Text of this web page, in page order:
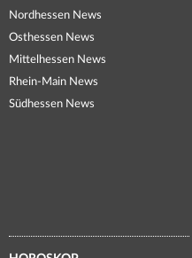
Nordhessen News
Osthessen News
Mittelhessen News
Rhein-Main News
Südhessen News